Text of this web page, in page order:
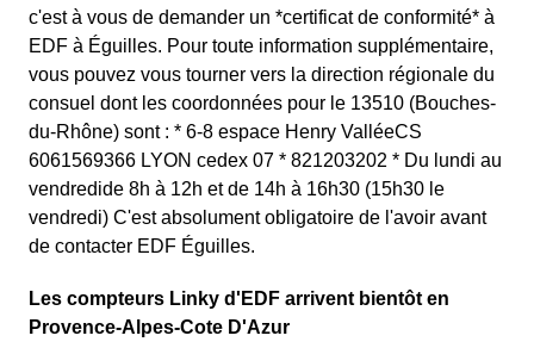
c'est à vous de demander un *certificat de conformité* à
EDF à Éguilles. Pour toute information supplémentaire,
vous pouvez vous tourner vers la direction régionale du
consuel dont les coordonnées pour le 13510 (Bouches-
du-Rhône) sont : * 6-8 espace Henry ValléeCS
6061569366 LYON cedex 07 * 821203202 * Du lundi au
vendredide 8h à 12h et de 14h à 16h30 (15h30 le
vendredi) C'est absolument obligatoire de l'avoir avant
de contacter EDF Éguilles.
Les compteurs Linky d'EDF arrivent bientôt en
Provence-Alpes-Cote D'Azur